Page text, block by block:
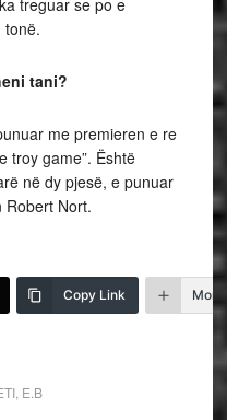
treguar se po e
tonë.
tani?
me premieren e re
troy game”. Është
në dy pjesë, e punuar
Robert Nort.
Copy Link More
, E.B